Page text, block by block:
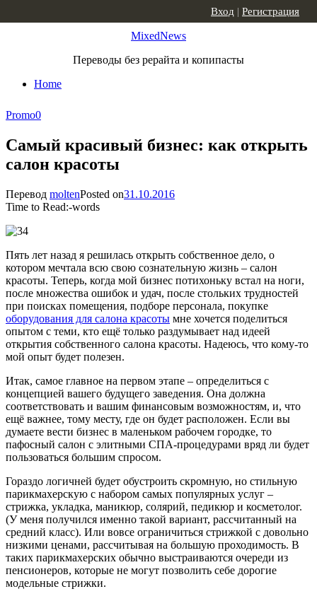
MixedNews
Переводы без рерайта и копипасты
Home
Вход | Регистрация
Promo0
Самый красивый бизнес: как открыть
салон красоты
Перевод moltenPosted on31.10.2016
Time to Read:-words
Пять лет назад я решилась открыть собственное дело, о
котором мечтала всю свою сознательную жизнь – салон
красоты. Теперь, когда мой бизнес потихоньку встал на ноги,
после множества ошибок и удач, после стольких трудностей
при поисках помещения, подборе персонала, покупке
оборудования для салона красоты мне хочется поделиться
опытом с теми, кто ещё только раздумывает над идеей
открытия собственного салона красоты. Надеюсь, что кому-то
мой опыт будет полезен.
Итак, самое главное на первом этапе – определиться с
концепцией вашего будущего заведения. Она должна
соответствовать и вашим финансовым возможностям, и, что
ещё важнее, тому месту, где он будет расположен. Если вы
думаете вести бизнес в маленьком рабочем городке, то
пафосный салон с элитными СПА-процедурами вряд ли будет
пользоваться большим спросом.
Гораздо логичней будет обустроить скромную, но стильную
парикмахерскую с набором самых популярных услуг –
стрижка, укладка, маникюр, солярий, педикюр и косметолог.
(У меня получился именно такой вариант, рассчитанный на
средний класс). Или вовсе ограничиться стрижкой с довольно
низкими ценами, рассчитывая на большую проходимость. В
таких парикмахерских обычно выстраиваются очереди из
пенсионеров, которые не могут позволить себе дорогие
модельные стрижки.